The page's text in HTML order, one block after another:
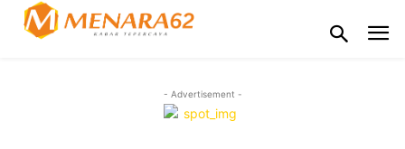
- Advertisement -